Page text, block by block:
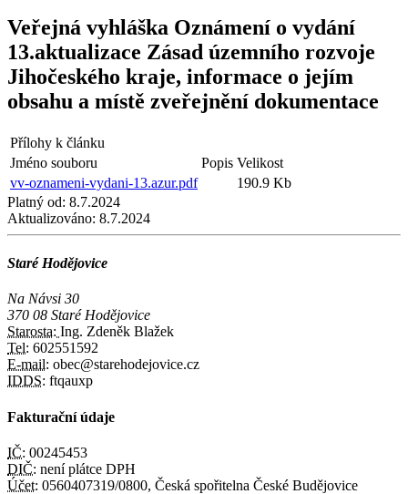
Veřejná vyhláška Oznámení o vydání
13.aktualizace Zásad územního rozvoje
Jihočeského kraje, informace o jejím
obsahu a místě zveřejnění dokumentace
Přílohy k článku
Jméno souboru
Popis Velikost
vv-oznameni-vydani-13.azur.pdf
190.9 Kb
Platný od: 8.7.2024
Aktualizováno: 8.7.2024
Staré Hodějovice
Na Návsi 30
370 08 Staré Hodějovice
Starosta: Ing. Zdeněk Blažek
Tel: 602551592
E-mail: obec@starehodejovice.cz
IDDS: ftqauxp
Fakturační údaje
IČ: 00245453
DIČ: není plátce DPH
Účet: 0560407319/0800, Česká spořitelna České Budějovice